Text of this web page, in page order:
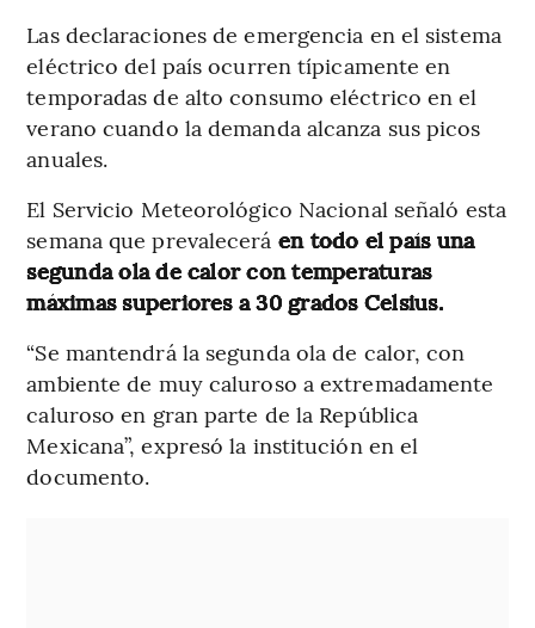
Las declaraciones de emergencia en el sistema
eléctrico del país ocurren típicamente en
temporadas de alto consumo eléctrico en el
verano cuando la demanda alcanza sus picos
anuales.
El Servicio Meteorológico Nacional señaló esta
semana que prevalecerá en todo el país una
segunda ola de calor con temperaturas
máximas superiores a 30 grados Celsius.
“Se mantendrá la segunda ola de calor, con
ambiente de muy caluroso a extremadamente
caluroso en gran parte de la República
Mexicana”, expresó la institución en el
documento.